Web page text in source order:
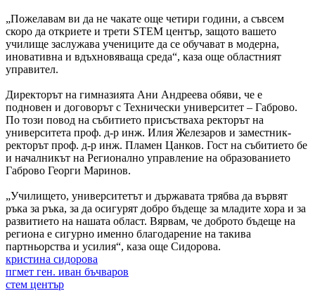
„Пожелавам ви да не чакате още четири години, а съвсем
скоро да откриете и трети STEM център, защото вашето
училище заслужава учениците да се обучават в модерна,
иновативна и вдъхновяваща среда“, каза още областният
управител.
Директорът на гимназията Ани Андреева обяви, че е
подновен и договорът с Технически университет – Габрово.
По този повод на събитието присъстваха ректорът на
университета проф. д-р инж. Илия Железаров и заместник-
ректорът проф. д-р инж. Пламен Цанков. Гост на събитието бе
и началникът на Регионално управление на образованието
Габрово Георги Маринов.
„Училището, университетът и държавата трябва да вървят
ръка за ръка, за да осигурят добро бъдеще за младите хора и за
развитието на нашата област. Вярвам, че доброто бъдеще на
региона е сигурно именно благодарение на такива
партньорства и усилия“, каза още Сидорова.
кристина сидорова
пгмет ген. иван бъчваров
стем център